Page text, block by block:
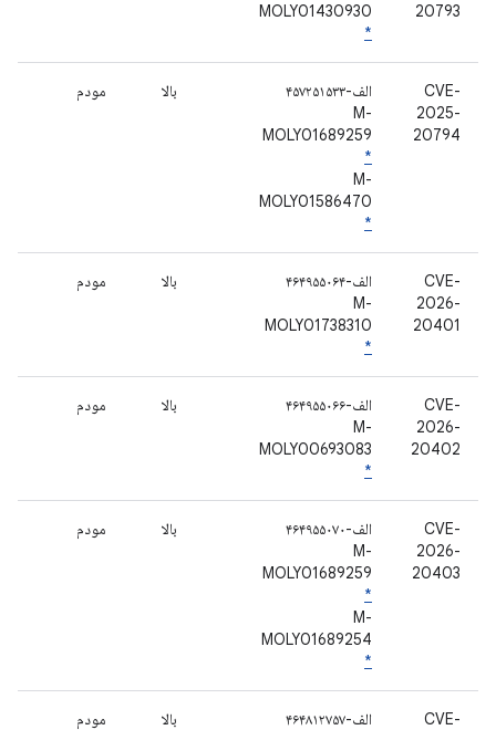
20793
MOLY01430930
*
CVE-
2025-
20794
الف-۴۵۷۲۵۱۵۳۳
M-
MOLY01689259
*
M-
MOLY01586470
*
بالا مودم
CVE-
2026-
20401
الف-۴۶۴۹۵۵۰۶۴
M-
MOLY01738310
*
بالا مودم
CVE-
2026-
20402
الف-۴۶۴۹۵۵۰۶۶
M-
MOLY00693083
*
بالا مودم
CVE-
2026-
20403
الف-۴۶۴۹۵۵۰۷۰
M-
MOLY01689259
*
M-
MOLY01689254
*
بالا مودم
CVE-
الف-۴۶۴۸۱۲۷۵۷
بالا مودم